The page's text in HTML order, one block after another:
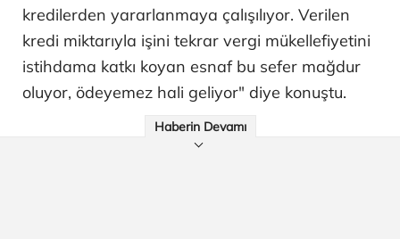
kredilerden yararlanmaya çalışılıyor. Verilen
kredi miktarıyla işini tekrar vergi mükellefiyetini
istihdama katkı koyan esnaf bu sefer mağdur
oluyor, ödeyemez hali geliyor" diye konuştu.
Haberin Devamı